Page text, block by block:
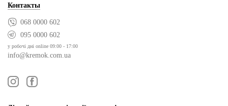
Контакты
068 0000 602
095 0000 602
у робочі дні online 09:00 - 17:00
info@kremok.com.ua